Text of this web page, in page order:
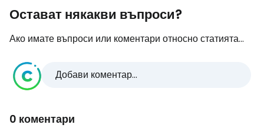
Остават някакви въпроси?
Ако имате въпроси или коментари относно статията...
Добави коментар...
0 коментари